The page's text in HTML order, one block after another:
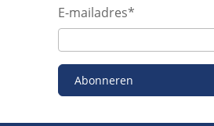
E-mailadres*
Abonneren